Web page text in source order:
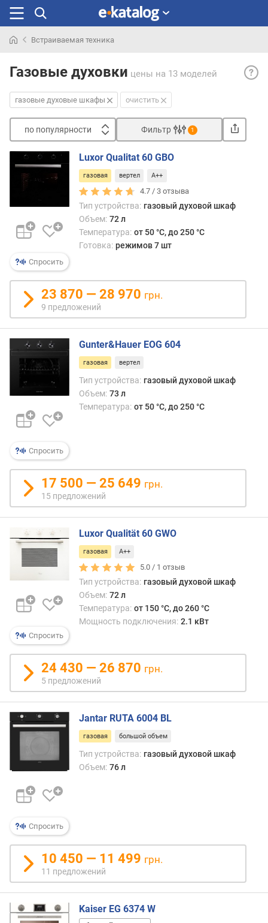
раньше
Встраиваемая техника
Газовые духовки цены на 13 моделей
газовые духовые шкафы очистить
по популярности
п
у
л
р
н
о
с
т
и
о
т
е
в
х
к
д
о
р
о
г
и
м
о
т
д
р
о
г
и
х
к
д
ш
ы
п
о
т
з
ы
в
а
м
Фильтр 1
Спросить
Luxor Qualitat 60 GBO
газовая вертел A++
4.7 /3 отзыва
Тип устройства: газовый духовой шкаф
Объем: 72 л
Температура: от 50 °C, до 250 °C
Готовка: режимов 7 шт
23 870 — 28 970 грн.
9 предложений
Спросить
Gunter&Hauer EOG 604
газовая вертел
Тип устройства: газовый духовой шкаф
Объем: 73 л
Температура: от 50 °C, до 250 °C
17 500 — 25 649 грн.
15 предложений
Спросить
Luxor Qualität 60 GWO
газовая A++
5.0 / 1 отзыв
Тип устройства: газовый духовой шкаф
Объем: 72 л
Температура: от 150 °C, до 260 °C
Мощность подключения: 2.1 кВт
24 430 — 26 870 грн.
5 предложений
Спросить
Jantar RUTA 6004 BL
газовая большой объем
Тип устройства: газовый духовой шкаф
Объем: 76 л
10 450 — 11 499 грн.
11 предложений
Kaiser EG 6374 W